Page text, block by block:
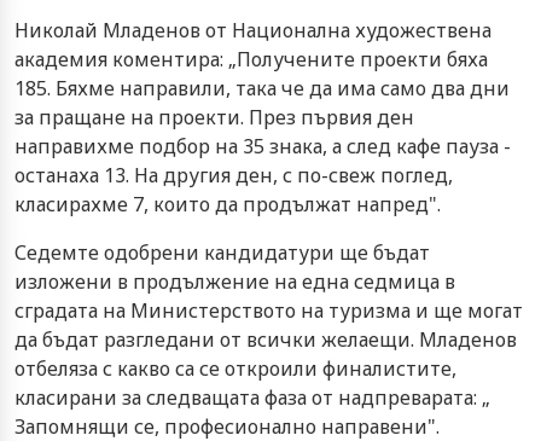
Николай Младенов от Национална художествена
академия коментира: „Получените проекти бяха
185. Бяхме направили, така че да има само два дни
за пращане на проекти. През първия ден
направихме подбор на 35 знака, а след кафе пауза -
останаха 13. На другия ден, с по-свеж поглед,
класирахме 7, които да продължат напред".
Седемте одобрени кандидатури ще бъдат
изложени в продължение на една седмица в
сградата на Министерството на туризма и ще могат
да бъдат разгледани от всички желаещи. Младенов
отбеляза с какво са се откроили финалистите,
класирани за следващата фаза от надпреварата: „
Запомнящи се, професионално направени".